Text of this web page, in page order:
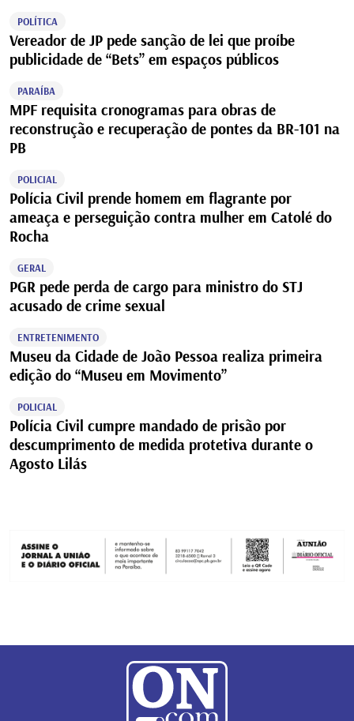
POLÍTICA
Vereador de JP pede sanção de lei que proíbe
publicidade de “Bets” em espaços públicos
PARAÍBA
MPF requisita cronogramas para obras de
reconstrução e recuperação de pontes da BR-101 na
PB
POLICIAL
Polícia Civil prende homem em flagrante por
ameaça e perseguição contra mulher em Catolé do
Rocha
GERAL
PGR pede perda de cargo para ministro do STJ
acusado de crime sexual
ENTRETENIMENTO
Museu da Cidade de João Pessoa realiza primeira
edição do “Museu em Movimento”
POLICIAL
Polícia Civil cumpre mandado de prisão por
descumprimento de medida protetiva durante o
Agosto Lilás